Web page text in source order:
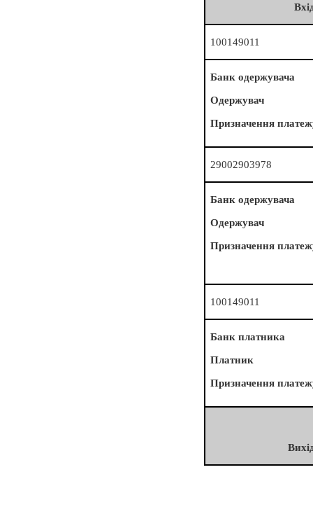
100149011
Банк одержувача
Одержувач
Призначення
29002903978
Банк одержувача
Одержувач
Призначення
100149011
Банк платника
Платник
Призначення